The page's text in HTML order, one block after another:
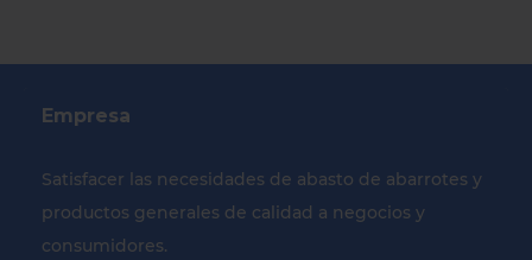
Empresa
Satisfacer las necesidades de abasto de abarrotes y
productos generales de calidad a negocios y
consumidores.